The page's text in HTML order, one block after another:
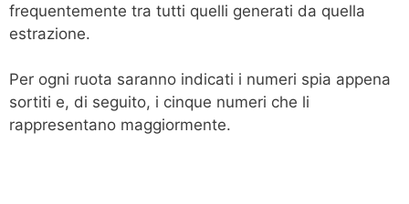
frequentemente tra tutti quelli generati da quella
estrazione.
Per ogni ruota saranno indicati i numeri spia appena
sortiti e, di seguito, i cinque numeri che li
rappresentano maggiormente.